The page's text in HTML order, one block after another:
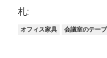
札:
オフィス家具 会議室のテー